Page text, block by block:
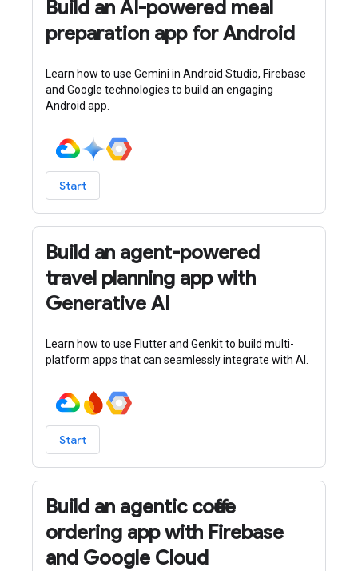
Build an AI-powered meal
preparation app for Android
Learn how to use Gemini in Android Studio, Firebase
and Google technologies to build an engaging
Android app.
Start
Build an agent-powered
travel planning app with
Generative AI
Learn how to use Flutter and Genkit to build multi-
platform apps that can seamlessly integrate with AI.
Start
Build an agentic coffee
ordering app with Firebase
and Google Cloud